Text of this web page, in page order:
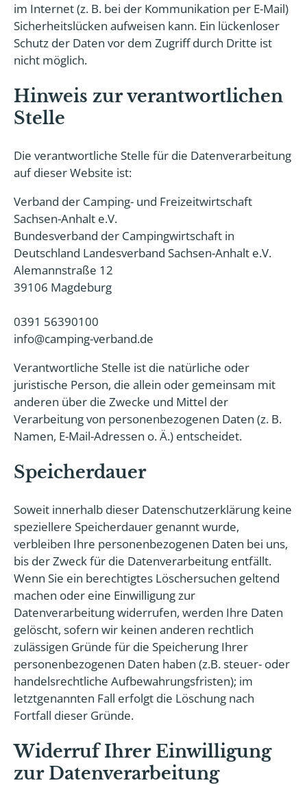
im Internet (z. B. bei der Kommunikation per E-Mail)
Sicherheitslücken aufweisen kann. Ein lückenloser
Schutz der Daten vor dem Zugriff durch Dritte ist
nicht möglich.
Hinweis zur verantwortlichen
Stelle
Die verantwortliche Stelle für die Datenverarbeitung
auf dieser Website ist:
Verband der Camping- und Freizeitwirtschaft
Sachsen-Anhalt e.V.
Bundesverband der Campingwirtschaft in
Deutschland Landesverband Sachsen-Anhalt e.V.
Alemannstraße 12
39106 Magdeburg
0391 56390100
info@camping-verband.de
Verantwortliche Stelle ist die natürliche oder
juristische Person, die allein oder gemeinsam mit
anderen über die Zwecke und Mittel der
Verarbeitung von personenbezogenen Daten (z. B.
Namen, E-Mail-Adressen o. Ä.) entscheidet.
Speicherdauer
Soweit innerhalb dieser Datenschutzerklärung keine
speziellere Speicherdauer genannt wurde,
verbleiben Ihre personenbezogenen Daten bei uns,
bis der Zweck für die Datenverarbeitung entfällt.
Wenn Sie ein berechtigtes Löschersuchen geltend
machen oder eine Einwilligung zur
Datenverarbeitung widerrufen, werden Ihre Daten
gelöscht, sofern wir keinen anderen rechtlich
zulässigen Gründe für die Speicherung Ihrer
personenbezogenen Daten haben (z.B. steuer- oder
handelsrechtliche Aufbewahrungsfristen); im
letztgenannten Fall erfolgt die Löschung nach
Fortfall dieser Gründe.
Widerruf Ihrer Einwilligung
zur Datenverarbeitung